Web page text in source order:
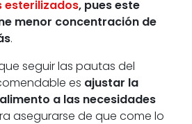
esterilizados, pues este
menor concentración de
.
seguir las pautas del
es ajustar la
a las necesidades
asegurarse de que come lo